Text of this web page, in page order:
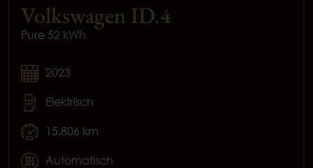
Volkswagen ID.4
Pure 52 kWh
2023
Elektrisch
15.806 km
Automatisch